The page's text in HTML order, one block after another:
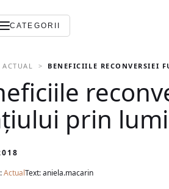
CATEGORII
ACTUAL BENEFICIILE RECONVERSIEI
prin
ActualText: aniela.macarin